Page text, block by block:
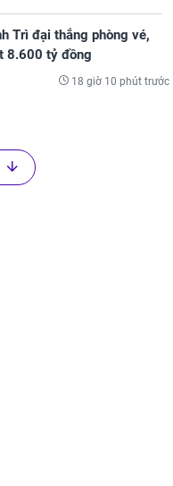
Trì đại thắng phòng vé,
8.600 tỷ đồng
18 giờ 10 phút trước